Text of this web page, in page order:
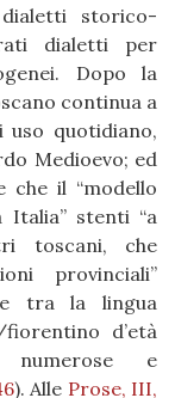
storico-
dialetti per
Dopo la
continua a
uso quotidiano,
Medioevo; ed
che il “modello
stenti “a
toscani, che
provinciali”
tra la lingua
d’età
numerose e
). Alle Prose, III,